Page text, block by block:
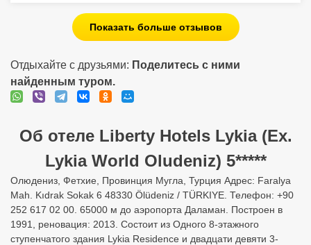
Показать больше отзывов
Отдыхайте с друзьями: Поделитесь с ними
найденным туром.
Об отеле Liberty Hotels Lykia (Ex.
Lykia World Oludeniz) 5*****
Олюдениз, Фетхие, Провинция Мугла, Турция Адрес: Faralya
Mah. Kıdrak Sokak 6 48330 Ölüdeniz / TÜRKIYE. Телефон: +90
252 617 02 00. 65000 м до аэропорта Даламан. Построен в
1991, реновация: 2013. Состоит из Одного 8-этажного
ступенчатого здания Lykia Residence и двадцати девяти 3-